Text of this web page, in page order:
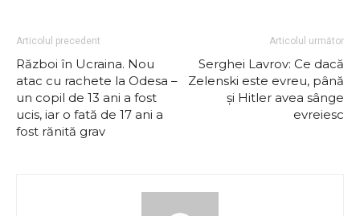
Articolul precedent
Război în Ucraina. Nou
atac cu rachete la Odesa –
un copil de 13 ani a fost
ucis, iar o fată de 17 ani a
fost rănită grav
Articolul următor
Serghei Lavrov: Ce dacă
Zelenski este evreu, până
și Hitler avea sânge
evreiesc